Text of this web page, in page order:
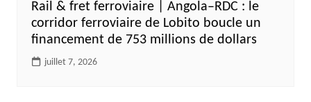
Rail & fret ferroviaire | Angola–RDC : le
corridor ferroviaire de Lobito boucle un
financement de 753 millions de dollars
juillet 7, 2026